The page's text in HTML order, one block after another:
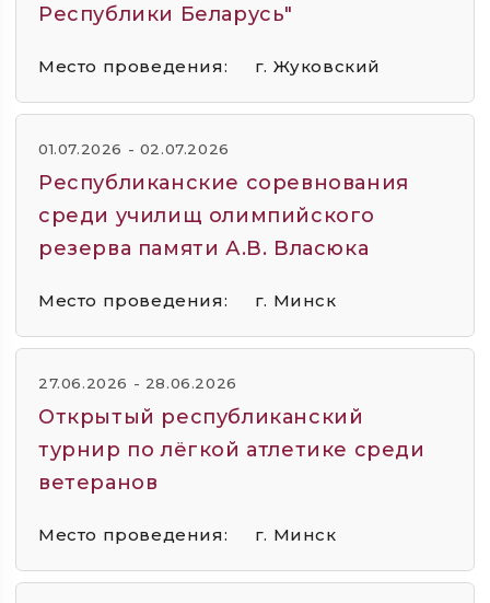
Республики Беларусь"
Место проведения: г. Жуковский
01.07.2026 - 02.07.2026
Республиканские соревнования
среди училищ олимпийского
резерва памяти А.В. Власюка
Место проведения: г. Минск
27.06.2026 - 28.06.2026
Открытый республиканский
турнир по лёгкой атлетике среди
ветеранов
Место проведения: г. Минск